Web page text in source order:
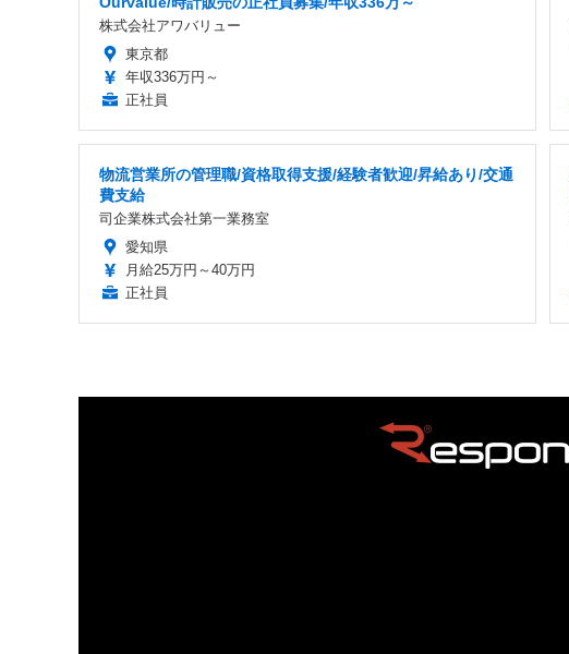
株式会社アワバリュー
東京都
年収336万円～
正社員
物流営業所の管理職/資格取得支援/経験者歓迎/昇給あり/交通
費支給
司企業株式会社第一業務室
愛知県
月給25万円～40万円
正社員